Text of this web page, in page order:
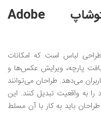
نرم‌افزار ادوبی فتوشاپ Adobe
طراحی لباس است که امکانات
بافت پارچه، ویرایش عکس‌ها و
می‌دهد. طراحان می‌توانند
را به واقعیت تبدیل کنند. این
باید به کار با آن مسلط